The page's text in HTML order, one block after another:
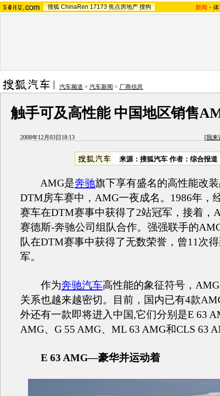
搜狐 ChinaRen 17173 焦点房地产 搜狗 新闻 -
汽车频道 > 汽车新闻 > 厂商信息
触手可及高性能 中国地区销售
2008年12月03日18:13 [我来
来源：搜狐汽车 作者：综合报道
AMG是奔驰旗下享有盛名的高性能改
DTM房车赛中，AMG一夜成名。1986年，
赛车在DTM赛事中获得了2站冠军，接着，
赛德斯-奔驰公司组队合作。强强联手的
队在DTM赛事中获得了无数荣誉，曾11次
军。
作为奔驰汽车高性能的象征符号，
关系也越来越密切。目前，国内已有4款
外还有一款即将进入中国,它们分别是E 63
AMG、G 55 AMG、ML 63 AMG和CLS 63
E 63 AMG—豪华并运动着